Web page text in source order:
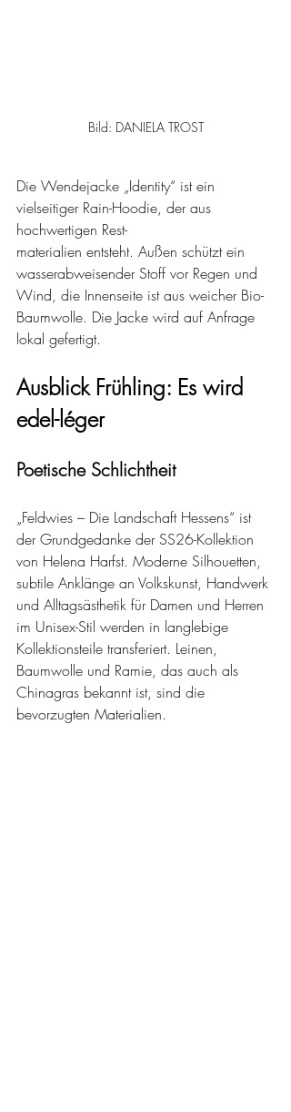
Bild: DANIELA TROST
Die Wendejacke „Identity“ ist ein
vielseitiger Rain-Hoodie, der aus
hochwertigen Rest-
materialien entsteht. Außen schützt ein
wasserabweisender Stoff vor Regen und
Wind, die Innenseite ist aus weicher Bio-
Baumwolle. Die Jacke wird auf Anfrage
lokal gefertigt.
Ausblick Frühling: Es wird
edel-léger
Poetische Schlichtheit
„Feldwies – Die Landschaft Hessens“ ist
der Grundgedanke der SS26-Kollektion
von Helena Harfst. Moderne Silhouetten,
subtile Anklänge an Volkskunst, Handwerk
und Alltagsästhetik für Damen und Herren
im Unisex-Stil werden in langlebige
Kollektionsteile transferiert. Leinen,
Baumwolle und Ramie, das auch als
Chinagras bekannt ist, sind die
bevorzugten Materialien.